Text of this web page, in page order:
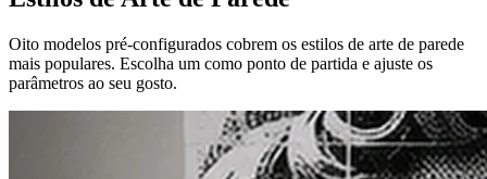
Oito modelos pré-configurados cobrem os estilos de arte de parede
mais populares. Escolha um como ponto de partida e ajuste os
parâmetros ao seu gosto.